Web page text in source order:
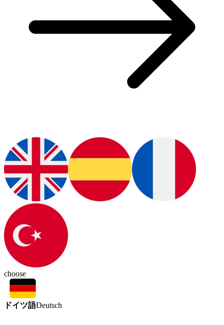
choose
ドイツ語Deutsch